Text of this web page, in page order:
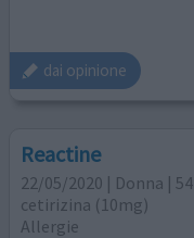
dai opinione
Reactine
22/05/2020 | Donna | 54
cetirizina (10mg)
Allergie